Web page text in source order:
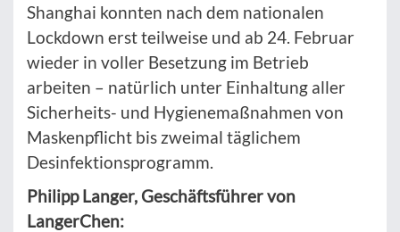
Shanghai konnten nach dem nationalen
Lockdown erst teilweise und ab 24. Februar
wieder in voller Besetzung im Betrieb
arbeiten – natürlich unter Einhaltung aller
Sicherheits- und Hygienemaßnahmen von
Maskenpflicht bis zweimal täglichem
Desinfektionsprogramm.
Philipp Langer, Geschäftsführer von
LangerChen: